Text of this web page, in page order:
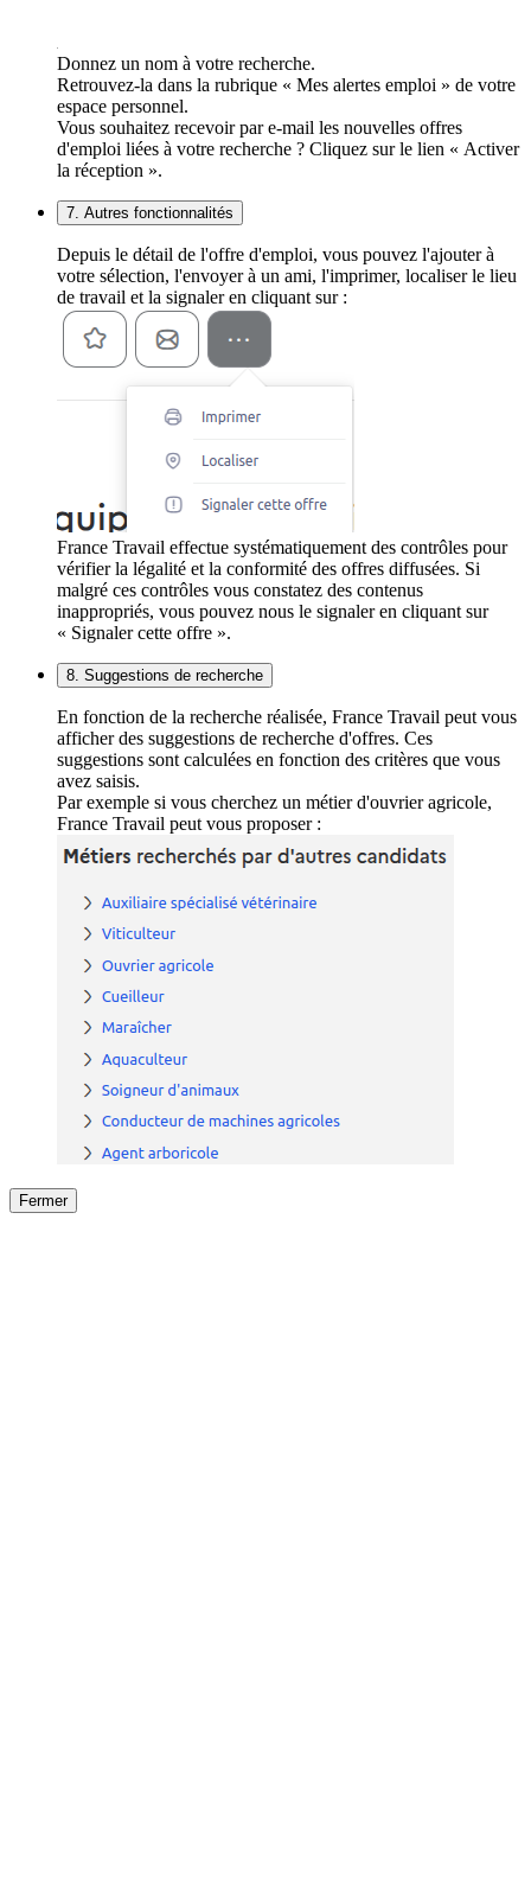
Donnez un nom à votre recherche.
Retrouvez-la dans la rubrique « Mes alertes emploi » de votre
espace personnel.
Vous souhaitez recevoir par e-mail les nouvelles offres
d'emploi liées à votre recherche ? Cliquez sur le lien « Activer
la réception ».
7. Autres fonctionnalités
Depuis le détail de l'offre d'emploi, vous pouvez l'ajouter à
votre sélection, l'envoyer à un ami, l'imprimer, localiser le lieu
de travail et la signaler en cliquant sur :
France Travail effectue systématiquement des contrôles pour
vérifier la légalité et la conformité des offres diffusées. Si
malgré ces contrôles vous constatez des contenus
inappropriés, vous pouvez nous le signaler en cliquant sur
« Signaler cette offre ».
8. Suggestions de recherche
En fonction de la recherche réalisée, France Travail peut vous
afficher des suggestions de recherche d'offres. Ces
suggestions sont calculées en fonction des critères que vous
avez saisis.
Par exemple si vous cherchez un métier d'ouvrier agricole,
France Travail peut vous proposer :
Fermer